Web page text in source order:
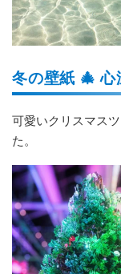
冬の壁紙 🎄 心
可愛いクリスマス
た。